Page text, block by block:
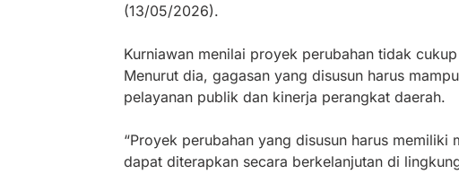
(13/05/2026).
Kurniawan menilai proyek perubahan tidak
Menurut dia, gagasan yang disusun harus
pelayanan publik dan kinerja perangkat daerah.
“Proyek perubahan yang disusun harus
dapat diterapkan secara berkelanjutan di